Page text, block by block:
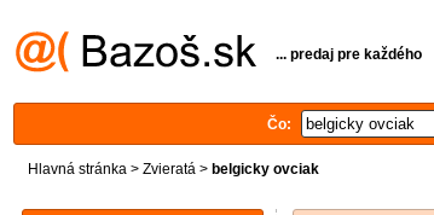
... predaj pre každého
Čo:
Hlavná stránka > Zvieratá > belgicky ovciak